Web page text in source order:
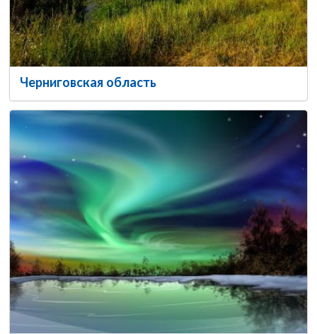
Черниговская область